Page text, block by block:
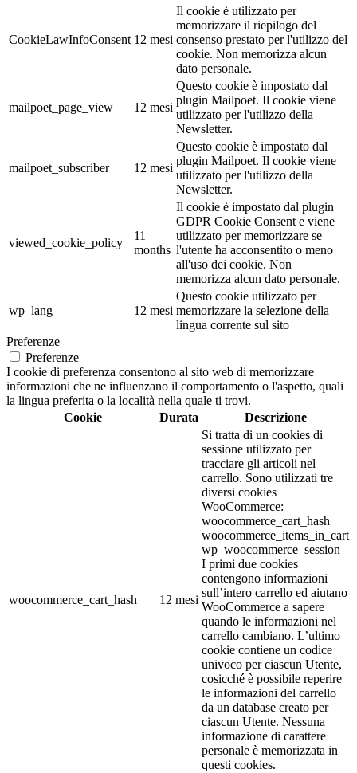
CookieLawInfoConsent 12 mesi
Il cookie è utilizzato per
memorizzare il riepilogo del
consenso prestato per l'utilizzo del
cookie. Non memorizza alcun
dato personale.
mailpoet_page_view 12 mesi
Questo cookie è impostato dal
plugin Mailpoet. Il cookie viene
utilizzato per l'utilizzo della
Newsletter.
mailpoet_subscriber 12 mesi
Questo cookie è impostato dal
plugin Mailpoet. Il cookie viene
utilizzato per l'utilizzo della
Newsletter.
viewed_cookie_policy
11
months
Il cookie è impostato dal plugin
GDPR Cookie Consent e viene
utilizzato per memorizzare se
l'utente ha acconsentito o meno
all'uso dei cookie. Non
memorizza alcun dato personale.
wp_lang 12 mesi
Questo cookie utilizzato per
memorizzare la selezione della
lingua corrente sul sito
Preferenze
Preferenze
I cookie di preferenza consentono al sito web di memorizzare
informazioni che ne influenzano il comportamento o l'aspetto, quali
la lingua preferita o la località nella quale ti trovi.
Cookie
Durata Descrizione
woocommerce_cart_hash 12 mesi
Si tratta di un cookies di
sessione utilizzato per
tracciare gli articoli nel
carrello. Sono utilizzati tre
diversi cookies
WooCommerce:
woocommerce_cart_hash
woocommerce_items_in_cart
wp_woocommerce_session_
I primi due cookies
contengono informazioni
sull’intero carrello ed aiutano
WooCommerce a sapere
quando le informazioni nel
carrello cambiano. L’ultimo
cookie contiene un codice
univoco per ciascun Utente,
cosicché è possibile reperire
le informazioni del carrello
da un database creato per
ciascun Utente. Nessuna
informazione di carattere
personale è memorizzata in
questi cookies.